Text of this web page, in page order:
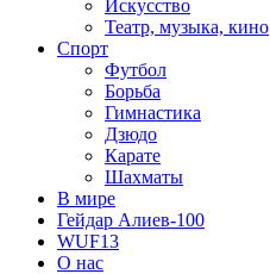
Искусство
Театр, музыка, кино
Спорт
Футбол
Борьба
Гимнастика
Дзюдо
Карате
Шахматы
В мире
Гейдар Алиев-100
WUF13
О нас